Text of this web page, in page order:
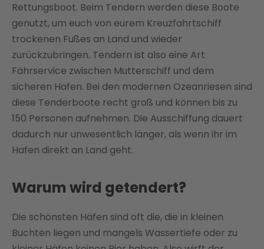
Rettungsboot. Beim Tendern werden diese Boote
genutzt, um euch von eurem Kreuzfahrtschiff
trockenen Fußes an Land und wieder
zurückzubringen. Tendern ist also eine Art
Fährservice zwischen Mutterschiff und dem
sicheren Hafen. Bei den modernen Ozeanriesen sind
diese Tenderboote recht groß und können bis zu
150 Personen aufnehmen. Die Ausschiffung dauert
dadurch nur unwesentlich länger, als wenn ihr im
Hafen direkt an Land geht.
Warum wird getendert?
Die schönsten Häfen sind oft die, die in kleinen
Buchten liegen und mangels Wassertiefe oder zu